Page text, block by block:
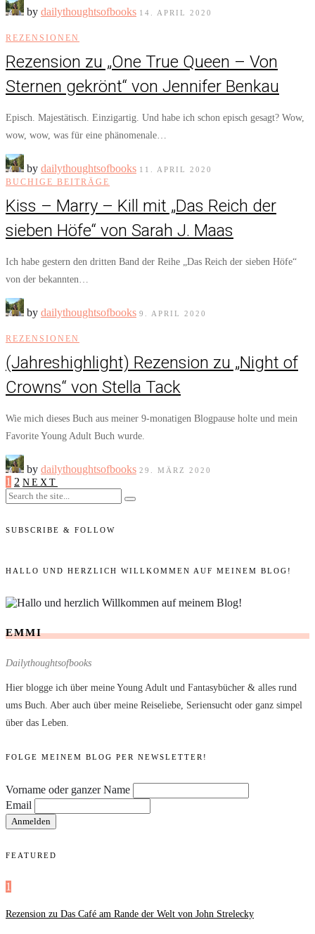
by dailythoughtsofbooks 14. APRIL 2020
REZENSIONEN
Rezension zu „One True Queen – Von
Sternen gekrönt“ von Jennifer Benkau
Episch. Majestätisch. Einzigartig. Und habe ich schon episch gesagt? Wow,
wow, wow, was für eine phänomenale…
by dailythoughtsofbooks 11. APRIL 2020
BUCHIGE BEITRÄGE
Kiss – Marry – Kill mit „Das Reich der
sieben Höfe“ von Sarah J. Maas
Ich habe gestern den dritten Band der Reihe „Das Reich der sieben Höfe“
von der bekannten…
by dailythoughtsofbooks 9. APRIL 2020
REZENSIONEN
(Jahreshighlight) Rezension zu „Night of
Crowns“ von Stella Tack
Wie mich dieses Buch aus meiner 9-monatigen Blogpause holte und mein
Favorite Young Adult Buch wurde.
by dailythoughtsofbooks 29. MÄRZ 2020
1 2 NEXT
SUBSCRIBE & FOLLOW
HALLO UND HERZLICH WILLKOMMEN AUF MEINEM BLOG!
EMMI
Dailythoughtsofbooks
Hier blogge ich über meine Young Adult und Fantasybücher & alles rund
ums Buch. Aber auch über meine Reiseliebe, Seriensucht oder ganz simpel
über das Leben.
FOLGE MEINEM BLOG PER NEWSLETTER!
Vorname oder ganzer Name
Email
FEATURED
1
Rezension zu Das Café am Rande der Welt von John Strelecky